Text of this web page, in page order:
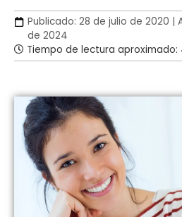
Publicado: 28 de julio de 2020 |
de 2024
Tiempo de lectura aproximado: